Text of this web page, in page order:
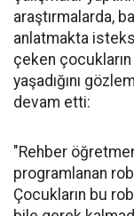
araştırmalarda,
anlatmakta
çeken
yaşadığını
devam etti:
"Rehber
programlanan
Çocukların bu